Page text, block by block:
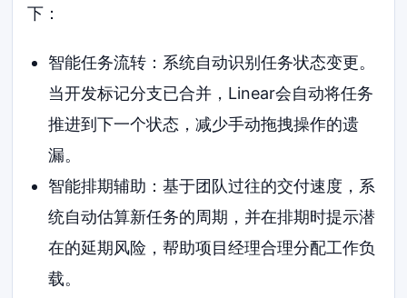
下：
智能任务流转：系统自动识别任务状态变更。
当开发标记分支已合并，Linear会自动将任务
推进到下一个状态，减少手动拖拽操作的遗
漏。
智能排期辅助：基于团队过往的交付速度，系
统自动估算新任务的周期，并在排期时提示潜
在的延期风险，帮助项目经理合理分配工作负
载。